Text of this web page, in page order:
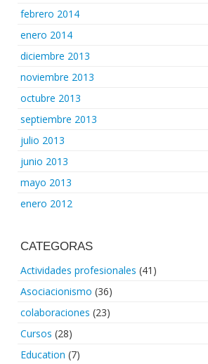
febrero 2014
enero 2014
diciembre 2013
noviembre 2013
octubre 2013
septiembre 2013
julio 2013
junio 2013
mayo 2013
enero 2012
CATEGORAS
Actividades profesionales (41)
Asociacionismo (36)
colaboraciones (23)
Cursos (28)
Education (7)